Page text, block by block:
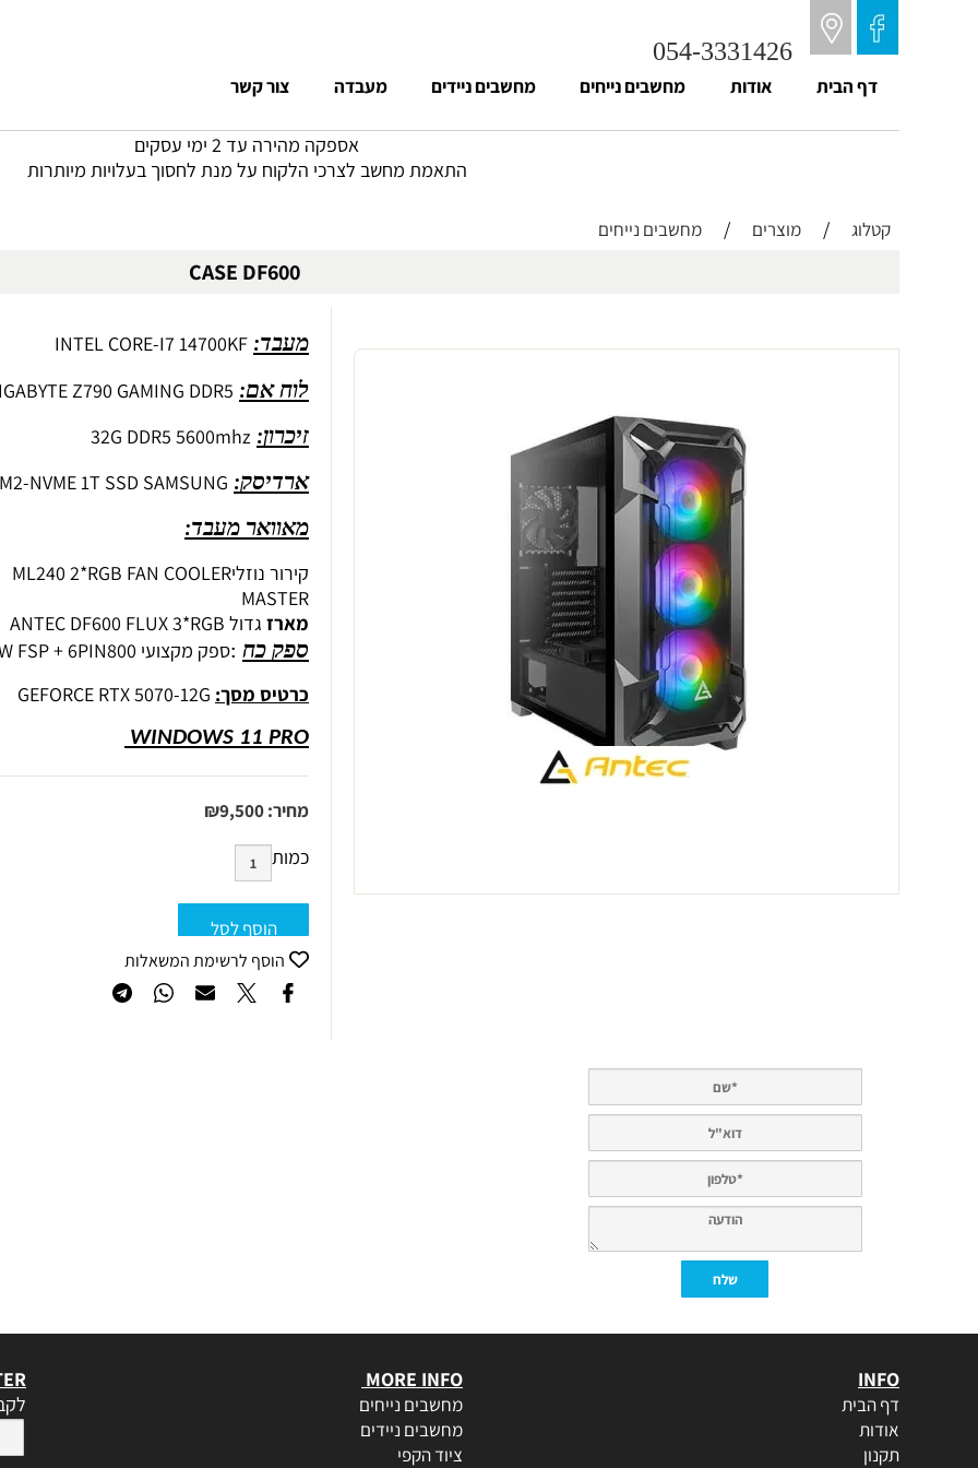
054-3331426
דף הבית אודות מחשבים נייחים מחשבים ניידים מעבדה צור קשר
אספקה מהירה עד 2 ימי עסקים
התאמת מחשב לצרכי הלקוח על מנת לחסוך בעלויות מיותרות
קטלוג / מוצרים / מחשבים נייחים
CASE DF600
מעבד: INTEL CORE-I7 14700KF
לוח אם: Z790 GAMING DDR5
זיכרון: 32G DDR5 5600mhz
ארדיסק: M2-NVME 1T SSD SAMSUNG
מאוואר מעבד:
קירור נוזליML240 2*RGB FAN COOLER
MASTER
מארז גדול
ספק כח :ספק מקצועי 800
FSP + 6PIN
כרטיס מסך: GEFORCE RTX 5070-12G
WINDOWS 11 PRO
מחיר: ₪9,500
כמות
הוסף לסל
הוסף לרשימת המשאלות
INFO
דף הבית
אודות
תקנון
MORE INFO
מחשבים נייחים
מחשבים ניידים
ציוד הקפי